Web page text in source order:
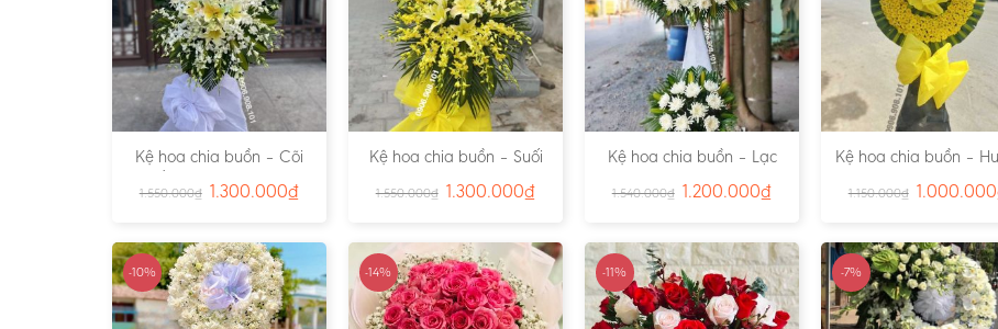
Kệ hoa chia buồn – Cõi
Trần Gian – Ms:4724
1.550.000₫ 1.300.000₫
Kệ hoa chia buồn – Suối
1.550.000₫ 1.300.000₫
Kệ hoa chia buồn – Lạc
1.540.000₫ 1.200.000₫
Kệ hoa chia buồn –
1.150.000₫ 1.000.000
-10% -14% -11% -7%